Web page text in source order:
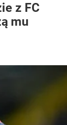
z FC
mu